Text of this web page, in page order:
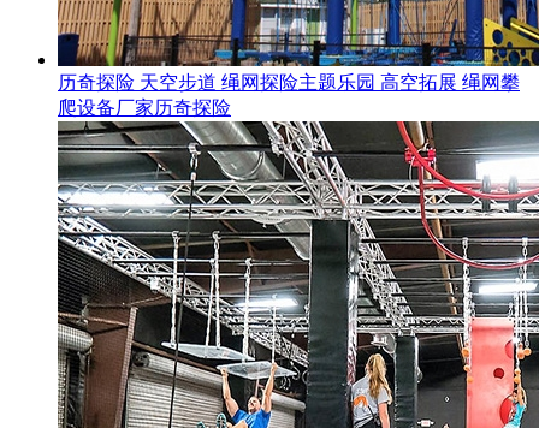
历奇探险 天空步道 绳网探险主题乐园 高空拓展 绳网攀
爬设备厂家历奇探险